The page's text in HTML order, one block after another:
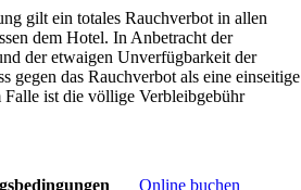
gilt ein totales Rauchverbot in allen
dem Hotel. In Anbetracht der
der etwaigen Unverfügbarkeit der
gegen das Rauchverbot als eine einseitige
ist die völlige Verbleibgebühr
Online buchen